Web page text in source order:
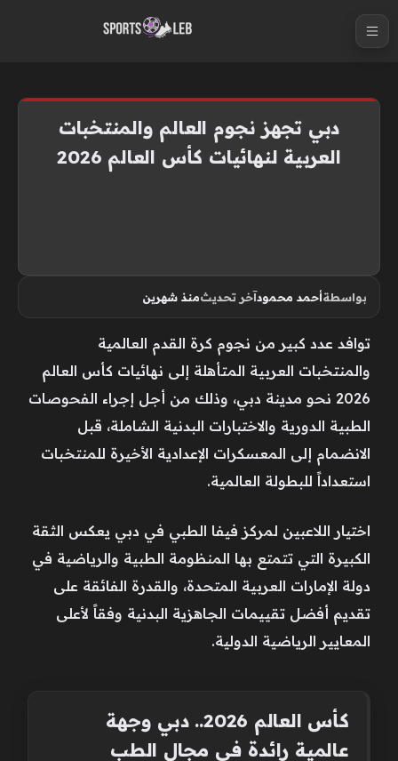
دبي تجهز نجوم العالم والمنتخبات
العربية لنهائيات كأس العالم 2026
بواسطةأحمد محمودآخر تحديثمنذ شهرين
توافد عدد كبير من نجوم كرة القدم العالمية
والمنتخبات العربية المتأهلة إلى نهائيات كأس العالم
2026 نحو مدينة دبي، وذلك من أجل إجراء الفحوصات
الطبية الدورية والاختبارات البدنية الشاملة، قبل
الانضمام إلى المعسكرات الإعدادية الأخيرة للمنتخبات
استعداداً للبطولة العالمية.
اختيار اللاعبين لمركز فيفا الطبي في دبي يعكس الثقة
الكبيرة التي تتمتع بها المنظومة الطبية والرياضية في
دولة الإمارات العربية المتحدة، والقدرة الفائقة على
تقديم أفضل تقييمات الجاهزية البدنية وفقاً لأعلى
المعايير الرياضية الدولية.
كأس العالم 2026.. دبي وجهة
عالمية رائدة في مجال الطب